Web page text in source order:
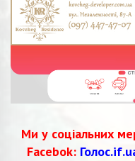
Ми у соціальних
Facebok: